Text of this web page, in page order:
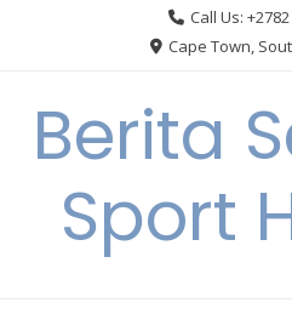
Call Us: +2782
Cape Town,
Berita
Sport